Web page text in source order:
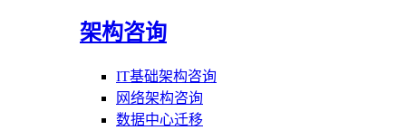
架构咨询
IT基础架构咨询
网络架构咨询
数据中心迁移